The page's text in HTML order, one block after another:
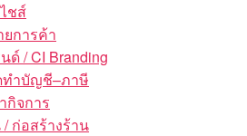
ชส์
ยการค้า
ด์ / CI Branding
ทำบัญชี–ภาษี
กิจการ
ก่อสร้างร้าน